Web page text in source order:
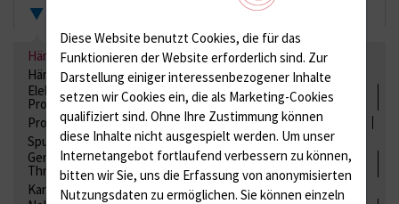
Hämatologie / Anämie
Retikulozyten
Hämoglobinelektrophorese
Liquordiagnostik
Elektrolyte, Enzyme, Substrate, Metabolite, Blutalkohol,
Proteine
Proteine
Lipide / Lipoproteine Niere / Harnwege
Spurenelemente
Säuren-Basen-Status
Gerinnung / Gerinnungsaktivierung / Gerinnungsfaktoren /
Thrombozytenfunktion / Antikoagulation
Kardiale Marker
Tumormarker
Interleukine
Diese Website benutzt Cookies, die für das
Funktionieren der Website erforderlich sind. Zur
Darstellung einiger interessenbezogener Inhalte
setzen wir Cookies ein, die als Marketing-Cookies
qualifiziert sind. Ohne Ihre Zustimmung können
diese Inhalte nicht ausgespielt werden. Um unser
Internetangebot fortlaufend verbessern zu können,
bitten wir Sie, uns die Erfassung von anonymisierten
Nutzungsdaten zu ermöglichen. Sie können einzeln